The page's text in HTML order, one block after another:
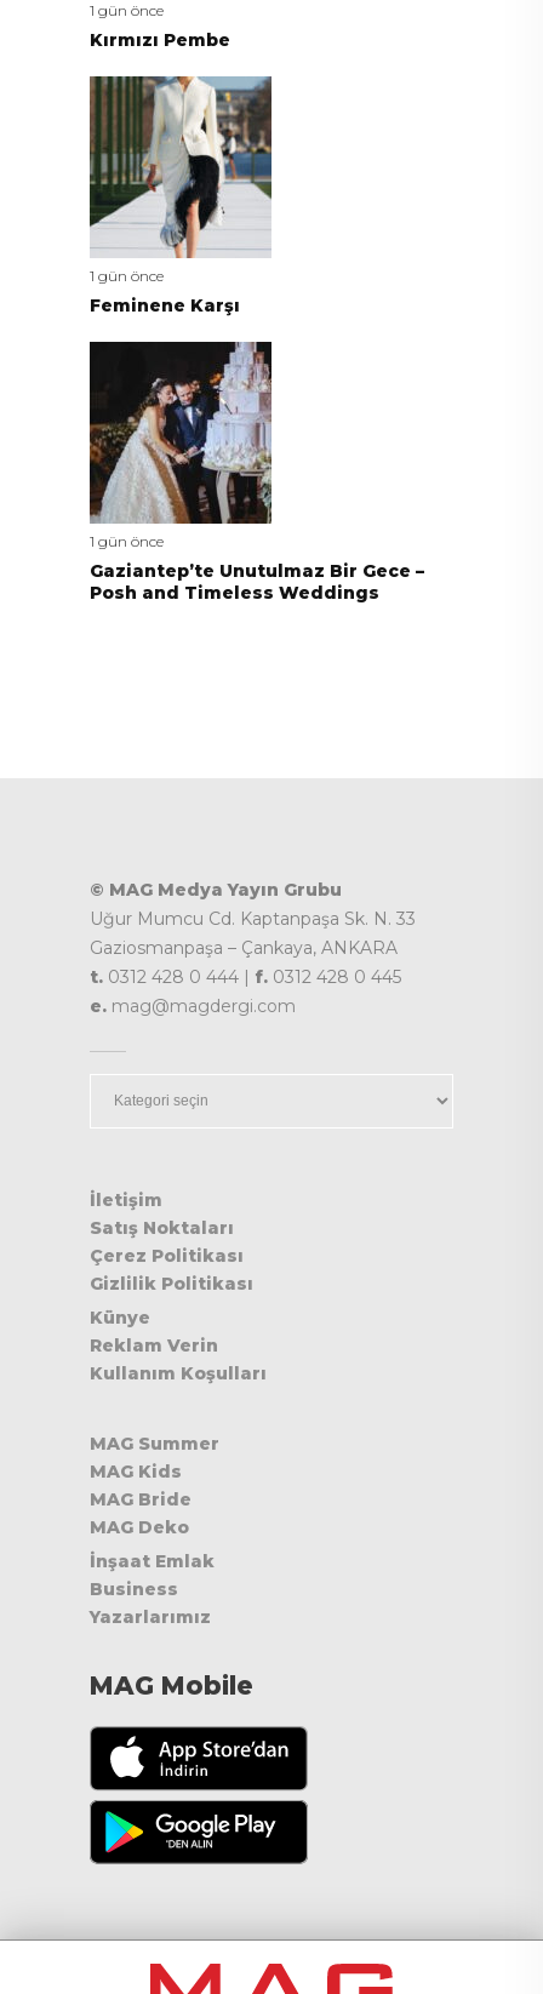
1 gün önce
Kırmızı Pembe
1 gün önce
Feminene Karşı
1 gün önce
Gaziantep’te Unutulmaz Bir Gece –
Posh and Timeless Weddings
© MAG Medya Yayın Grubu
Uğur Mumcu Cd. Kaptanpaşa Sk. N. 33
Gaziosmanpaşa – Çankaya, ANKARA
t. 0312 428 0 444 | f. 0312 428 0 445
e. mag@magdergi.com
İletişim
Satış Noktaları
Çerez Politikası
Gizlilik Politikası
Künye
Reklam Verin
Kullanım Koşulları
MAG Summer
MAG Kids
MAG Bride
MAG Deko
İnşaat Emlak
Business
Yazarlarımız
MAG Mobile